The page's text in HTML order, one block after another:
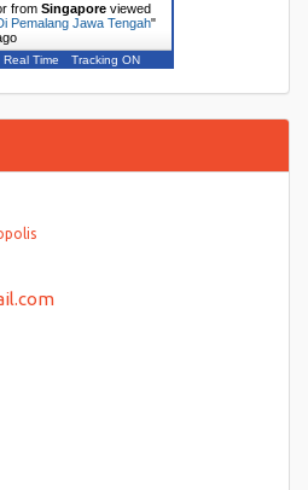
from Singaporeviewed
Pemalang Jawa Tengah"
Real Time Tracking ON